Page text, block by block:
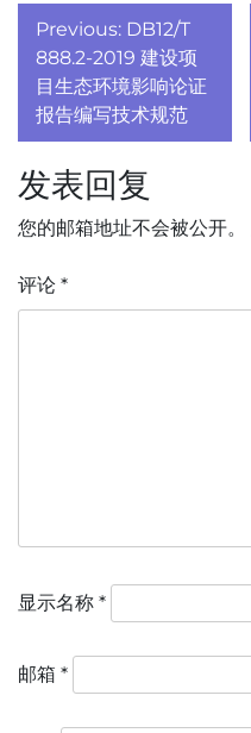
文
章
导
航
Previous: DB12/T
888.2-2019 建设项
目生态环境影响论证
报告编写技术规范
发表回复
您的邮箱地址不会被公开。
评论 *
显示名称 *
邮箱 *